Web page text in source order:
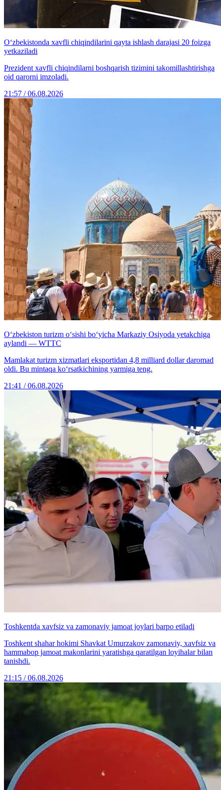
O‘zbekistonda xavfli chiqindilarini qayta ishlash darajasi 20 foizga
yetkaziladi
Prezident xavfli chiqindilarni boshqarish tizimini takomillashtirishga
oid qarorni imzoladi.
21:57 / 06.08.2026
O‘zbekiston turizm o‘sishi bo‘yicha Markaziy Osiyoda yetakchiga
aylandi — WTTC
Mamlakat turizm xizmatlari eksportidan 4,8 milliard dollar daromad
oldi. Bu mintaqa ko‘rsatkichining yarmiga teng.
21:41 / 06.08.2026
Toshkentda xavfsiz va zamonaviy jamoat joylari barpo etiladi
Toshkent shahar hokimi Shavkat Umurzakov zamonaviy, xavfsiz va
hammabop jamoat makonlarini yaratishga qaratilgan loyihalar bilan
tanishdi.
21:15 / 06.08.2026